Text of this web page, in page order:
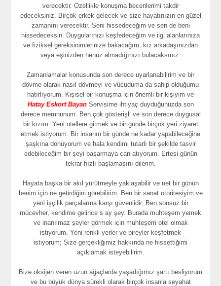
verecektir. Özellikle konuşma becerilerimi takdir
edeceksiniz. Birçok erkek gelecek ve size hayatınızın en güzel
zamanını verecektir. Seni hissedeceğim ve sen de beni
hissedeceksin. Duygularınızı keşfedeceğim ve ilgi alanlarınıza
ve fiziksel gereksinimlerinize bakacağım, kız arkadaşınızdan
veya eşinizden henüz almadığınızı bulacaksınız.
Zamanlamalar konusunda son derece uyarlanabilirim ve bir
dövme olarak nasıl dövmeyi ve vücuduma da sahip olduğumu
hatırlıyorum. Kişisel bir konuşma için önemli bir kişiyim ve
Hatay Eskort BayanServisime ihtiyaç duyduğunuzda son
derece memnunum. Ben çok gösterişli ve son derece duygusal
bir kızım. Yeni otellere gitmek ve bir günde birçok yeri ziyaret
etmek istiyorum. Bir insanın bir günde ne kadar yapabileceğine
şaşkına dönüyorum ve hala kendimi tutarlı bir şekilde tasvir
edebileceğim bir şeyi başarmaya can atıyorum. Ertesi günün
tekrar hızlı başlamasını dilerim.
Hayata başka bir akıl yürütmeyle yaklaşabilir ve net bir günün
benim için ne getirdiğini görebilirim. Ben bir sanat otoritesiyim ve
yeni işçilik parçalarına karşı güvenlidir. Ben sonsuz bir
mücevher, kendime gelince s ay şey. Burada muhteşem yemek
ve inanılmaz şeyler görmek için muhteşem otel olmak
istiyorum. Yeni renkli yerler ve bireyler keşfetmek
istiyorum; Size gerçekliğimiz hakkında ne hissettiğimi
açıklamak isteyebilirim.
Bize oksijen veren uzun ağaçlarda yaşadığımız şartı besliyorum
ve bu büyük dünya sürekli olarak birçok insanla seyahat